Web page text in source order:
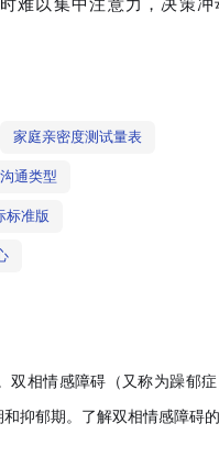
家庭亲密度测试量表
通类型
标准版
双相情感障碍（又称为躁郁
抑郁期。了解双相情感障碍